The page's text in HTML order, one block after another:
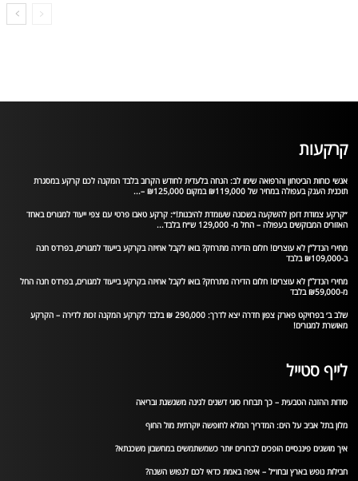
קרקעות
אנשי כוחות הביטחון והרפואה שימו לב: הנחה בלעדית לחודש הקרוב בלבד המקנה לכם קרקע במסגרת
תוכנית הענק בעפולה במחיר של ₪119,000 במקום ₪125,000 –...
״קרקע צמודת דופן להשקעה בשכונה שעומדת להיבנות!״: קרקע טאבו פרטי עם צפי ייעוד למגורים באחד
האזורים המבוקשים בעפולה – החל מ- 129,000 ש״ח בלבד...
מחירי הנדל”ן לא עוצרים! חלום הדירה מתרחק? בואו לקבל אחיזה בקרקע בייעוד למגורים, בפרדס חנה
ב-₪109,000 בלבד
מחירי הנדל”ן לא עוצרים! חלום הדירה מתרחק? בואו לקבל אחיזה בקרקע בייעוד למגורים, בפרדס חנה החל
מ-₪59,000 בלבד
שלב ב׳ בפרויקט פארק צפון חדרה יצא לדרך: 290,000 ₪ בלבד לקרקע המקנה זכות לדירה – הקרקע
מאושרת למגורים!
לייף סטייל
סודות ההזנה הטבעית – כך תבחרו סוגי דשנים לגינה משגשגת ובריאה
מלון בתל אביב על הים: המדריך המלא לחופשה יוקרתית מול החוף
איך מושגים פיננסיים הופכים לברורים יותר כשמשתמשים במחשבון משכנתא?
חבילות נופש בארץ ובחו״ל – איפה באמת כדאי לכם לנפוש השנה?